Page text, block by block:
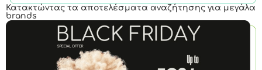
Κατακτώντας τα αποτελέσματα αναζήτησης για μεγάλα
brands